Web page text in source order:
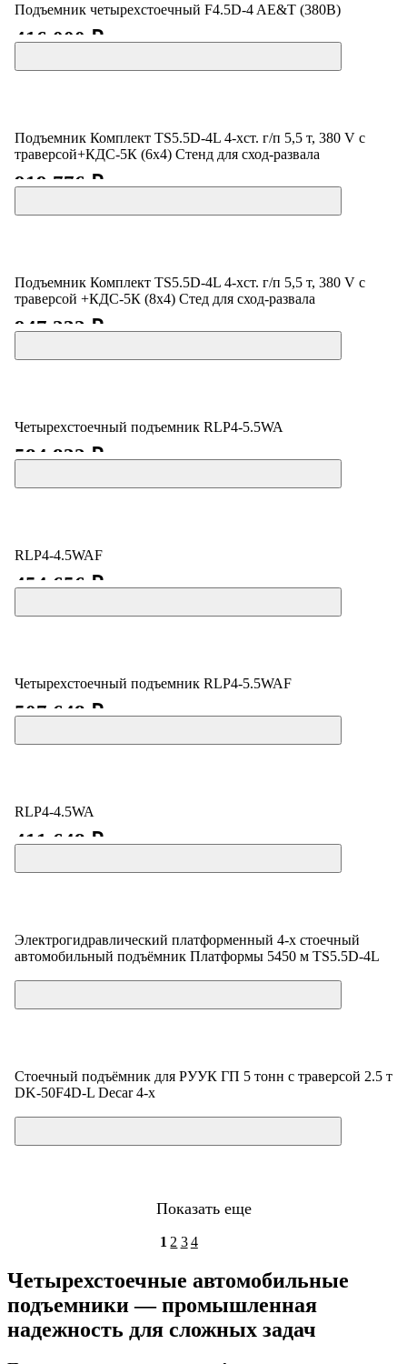
Подъемник четырехстоечный F4.5D-4 AE&T (380B)
416 000 ₽
Подъемник Комплект TS5.5D-4L 4-хст. г/п 5,5 т, 380 V с
траверсой+КДС-5К (6x4) Стенд для сход-развала
919 776 ₽
Подъемник Комплект TS5.5D-4L 4-хст. г/п 5,5 т, 380 V с
траверсой +КДС-5К (8x4) Стед для сход-развала
947 232 ₽
Четырехстоечный подъемник RLP4-5.5WA
584 832 ₽
RLP4-4.5WAF
454 656 ₽
Четырехстоечный подъемник RLP4-5.5WAF
507 648 ₽
RLP4-4.5WA
411 648 ₽
Электрогидравлический платформенный 4-х стоечный
автомобильный подъёмник Платформы 5450 м TS5.5D-4L
Цена по запросу
Стоечный подъёмник для РУУК ГП 5 тонн с траверсой 2.5 т
DK-50F4D-L Decar 4-х
Цена по запросу
Показать еще
1 2 3 4
Четырехстоечные автомобильные
подъемники — промышленная
надежность для сложных задач